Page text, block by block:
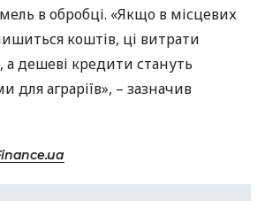
в обробці. «Якщо в місцевих
коштів, ці витрати
а дешеві кредити стануть
для аграріїв», – зазначив